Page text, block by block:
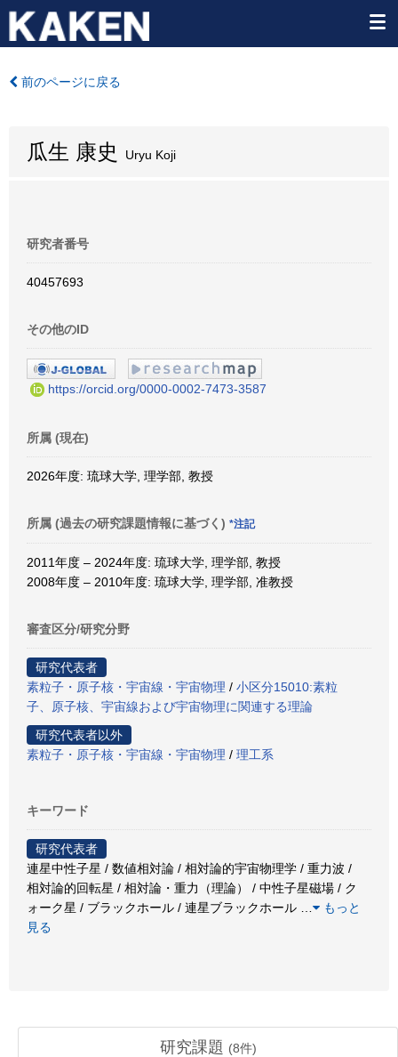
前のページに戻る
瓜生 康史 Uryu Koji
研究者番号
40457693
その他のID
https://orcid.org/0000-0002-7473-3587
所属 (現在)
2026年度: 琉球大学, 理学部, 教授
所属 (過去の研究課題情報に基づく) *注記
2011年度 – 2024年度: 琉球大学, 理学部, 教授
2008年度 – 2010年度: 琉球大学, 理学部, 准教授
審査区分/研究分野
研究代表者
素粒子・原子核・宇宙線・宇宙物理 / 小区分15010:素粒
子、原子核、宇宙線および宇宙物理に関連する理論
研究代表者以外
素粒子・原子核・宇宙線・宇宙物理 / 理工系
キーワード
研究代表者
連星中性子星 / 数値相対論 / 相対論的宇宙物理学 / 重力波 /
相対論的回転星 / 相対論・重力（理論） / 中性子星磁場 / ク
ォーク星 / ブラックホール / 連星ブラックホール
もっと
見る
研究課題 (8件)